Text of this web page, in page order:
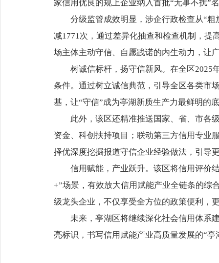
家信用优良的规上企业纳入首批“无事不扰”
分级监管成效明显，涉企行政检查从“
减1771次，通过差异化抽查和检查机制，提
场主体主动守信、自愿践诺的内生动力，让
树诚信标杆，扬守信新风。在全区2025
条件。通过树立诚信典范，引导全区各类市
基，让“守信”成为亭湖新质生产力最鲜明的
此外，该区还精准推送国家、省、市各
资金、科创扶持项目；联动第三方信用专业
择优深度挖掘报道守信企业经验做法，引
信用赋能，产业跃升。该区将信用评价
+”场景，有效放大信用赋能产业全链条的综
级龙头企业，不仅享受全方位的政策便利，
未来，亭湖区将继续深化社会信用体系
亮标识，书写信用赋能产业高质量发展的“亭